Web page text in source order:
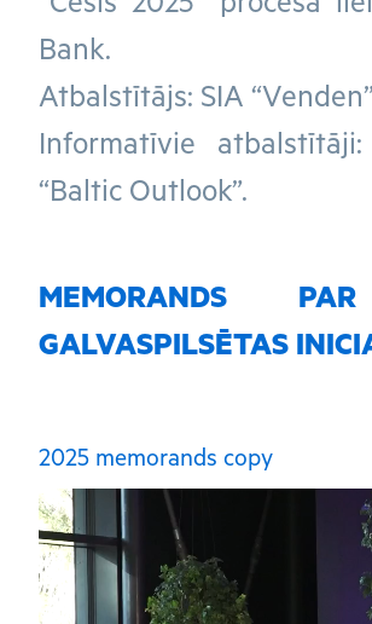
“Cēsis 2025” procesa
Bank.
Atbalstītājs: SIA
Informatīvie
“Baltic Outlook”.
MEMORANDS
GALVASPILSĒTAS
2025 memorands copy